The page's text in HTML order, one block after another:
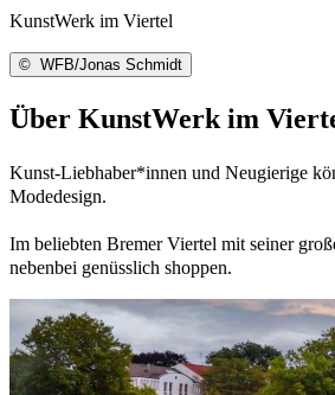
KunstWerk im Viertel
© WFB/Jonas Schmidt
Über KunstWerk im
Kunst-Liebhaber*innen und Neugierige
Modedesign.
Im beliebten Bremer Viertel mit seiner
nebenbei genüsslich shoppen.